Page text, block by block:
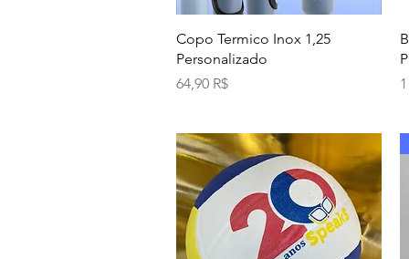
Aperçu rapide
Copo Termico Inox 1,25
Personalizado
Prix
64,90 R$